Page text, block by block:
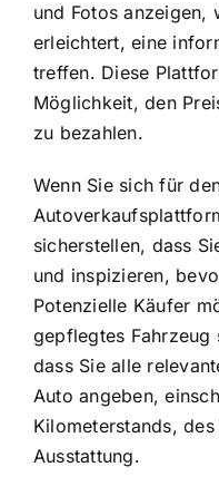
und Fotos anzeigen,
erleichtert, eine
treffen. Diese
Möglichkeit, den
zu bezahlen.
Wenn Sie sich für
sicherstellen, dass
und inspizieren,
Potenzielle Käufer
gepflegtes Fahrzeug
dass Sie alle
Auto angeben,
Kilometerstands,
Ausstattung.